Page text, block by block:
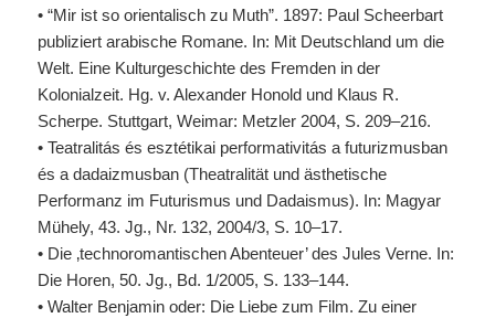
• “Mir ist so orientalisch zu Muth”. 1897: Paul Scheerbart
publiziert arabische Romane. In: Mit Deutschland um die
Welt. Eine Kulturgeschichte des Fremden in der
Kolonialzeit. Hg. v. Alexander Honold und Klaus R.
Scherpe. Stuttgart, Weimar: Metzler 2004, S. 209–216.
• Teatralitás és esztétikai performativitás a futurizmusban
és a dadaizmusban (Theatralität und ästhetische
Performanz im Futurismus und Dadaismus). In: Magyar
Mühely, 43. Jg., Nr. 132, 2004/3, S. 10–17.
• Die ‚technoromantischen Abenteuer’ des Jules Verne. In:
Die Horen, 50. Jg., Bd. 1/2005, S. 133–144.
• Walter Benjamin oder: Die Liebe zum Film. Zu einer